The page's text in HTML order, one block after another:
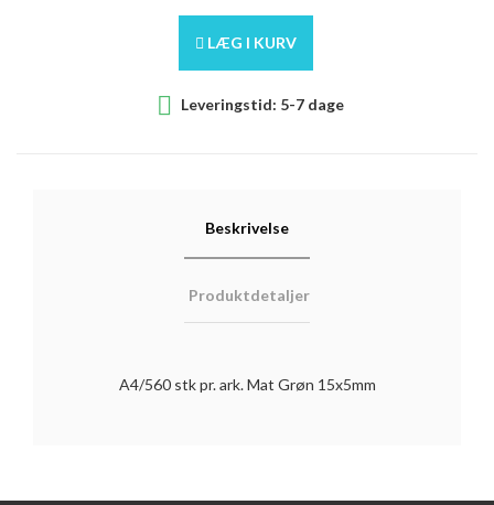
LÆG I KURV
 Leveringstid: 5-7 dage
Beskrivelse
Produktdetaljer
A4/560 stk pr. ark. Mat Grøn 15x5mm